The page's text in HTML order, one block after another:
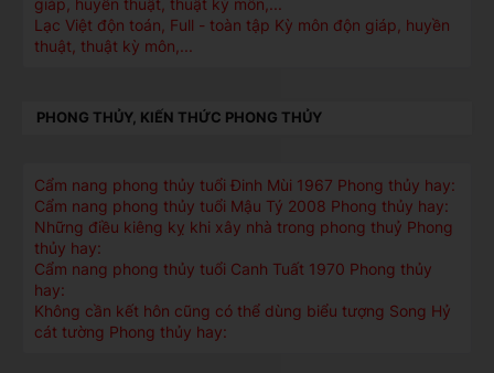
giáp, huyền thuật, thuật kỳ môn,...
Lạc Việt độn toán, Full - toàn tập Kỳ môn độn giáp, huyền
thuật, thuật kỳ môn,...
PHONG THỦY, KIẾN THỨC PHONG THỦY
Cẩm nang phong thủy tuổi Đinh Mùi 1967 Phong thủy hay:
Cẩm nang phong thủy tuổi Mậu Tý 2008 Phong thủy hay:
Những điều kiêng kỵ khi xây nhà trong phong thuỷ Phong
thủy hay:
Cẩm nang phong thủy tuổi Canh Tuất 1970 Phong thủy
hay:
Không cần kết hôn cũng có thể dùng biểu tượng Song Hỷ
cát tường Phong thủy hay: